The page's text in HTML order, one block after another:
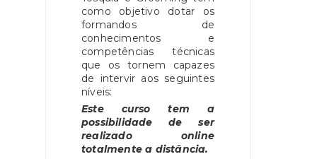
como objetivo dotar os
formandos de
conhecimentos e
competências técnicas
que os tornem capazes
de intervir aos seguintes
níveis:
Este curso tem a
possibilidade de ser
realizado online
totalmente a distância.